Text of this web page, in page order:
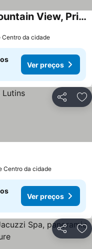
Gîte “Le Befoigneu” with Mountain View, Private Terrace and Wi-Fi
Centro da cidade
Ver preços
Partilhar
Centro da cidade
Ver preços
Partilhar